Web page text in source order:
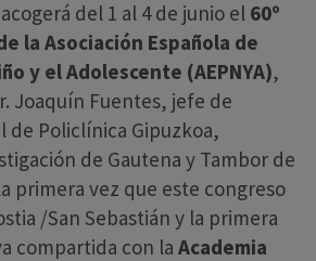
del 1 al 4 de junio el 60º
la Asociación Española de
y el Adolescente (AEPNYA),
Joaquín Fuentes, jefe de
de Policlínica Gipuzkoa,
de Gautena y Tambor de
primera vez que este congreso
/San Sebastián y la primera
compartida con la Academia